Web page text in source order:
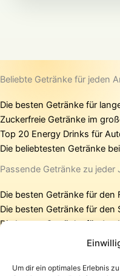
Um dir ein optimales Erlebnis
Beliebte Getränke für jeden
Die besten Getränke für
Zuckerfreie Getränke im
Top 20 Energy Drinks für
Die beliebtesten Getränke
Passende Getränke zu jeder
Die besten Getränke für den
Die besten Getränke für den
Die besten Getränke für den
Die besten Getränke für den